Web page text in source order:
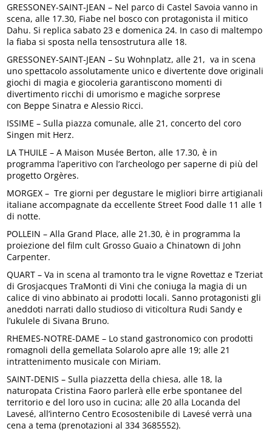
GRESSONEY-SAINT-JEAN – Nel parco di Castel Savoia vanno in
scena, alle 17.30, Fiabe nel bosco con protagonista il mitico
Dahu. Si replica sabato 23 e domenica 24. In caso di maltempo
la fiaba si sposta nella tensostrutura alle 18.
GRESSONEY-SAINT-JEAN – Su Wohnplatz, alle 21, va in scena
uno spettacolo assolutamente unico e divertente dove originali
giochi di magia e giocoleria garantiscono momenti di
divertimento ricchi di umorismo e magiche sorprese
con Beppe Sinatra e Alessio Ricci.
ISSIME – Sulla piazza comunale, alle 21, concerto del coro
Singen mit Herz.
LA THUILE – A Maison Musée Berton, alle 17.30, è in
programma l’aperitivo con l’archeologo per saperne di più del
progetto Orgères.
MORGEX – Tre giorni per degustare le migliori birre artigianali
italiane accompagnate da eccellente Street Food dalle 11 alle 1
di notte.
POLLEIN – Alla Grand Place, alle 21.30, è in programma la
proiezione del film cult Grosso Guaio a Chinatown di John
Carpenter.
QUART – Va in scena al tramonto tra le vigne Rovettaz e Tzeriat
di Grosjacques TraMonti di Vini che coniuga la magia di un
calice di vino abbinato ai prodotti locali. Sanno protagonisti gli
aneddoti narrati dallo studioso di viticoltura Rudi Sandy e
l’ukulele di Sivana Bruno.
RHEMES-NOTRE-DAME – Lo stand gastronomico con prodotti
romagnoli della gemellata Solarolo apre alle 19; alle 21
intrattenimento musicale con Miriam.
SAINT-DENIS – Sulla piazzetta della chiesa, alle 18, la
naturopata Cristina Faoro parlerà elle erbe spontanee del
territorio e del loro uso in cucina; alle 20 alla Locanda del
Lavesé, all’interno Centro Ecosostenibile di Lavesé verrà una
cena a tema (prenotazioni al 334 3685552).